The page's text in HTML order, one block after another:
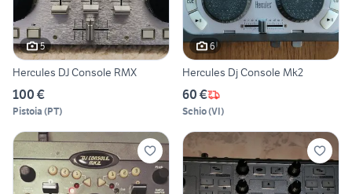
5
Hercules DJ Console RMX
100 €
Pistoia (PT)
6
Hercules Dj Console Mk2
60 €
Schio(VI)